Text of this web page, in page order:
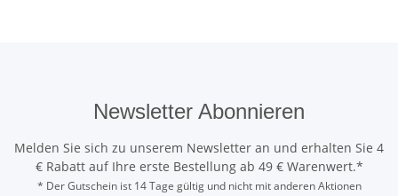
Newsletter Abonnieren
Melden Sie sich zu unserem Newsletter an und erhalten Sie 4
€ Rabatt auf Ihre erste Bestellung ab 49 € Warenwert.*
* Der Gutschein ist 14 Tage gültig und nicht mit anderen Aktionen